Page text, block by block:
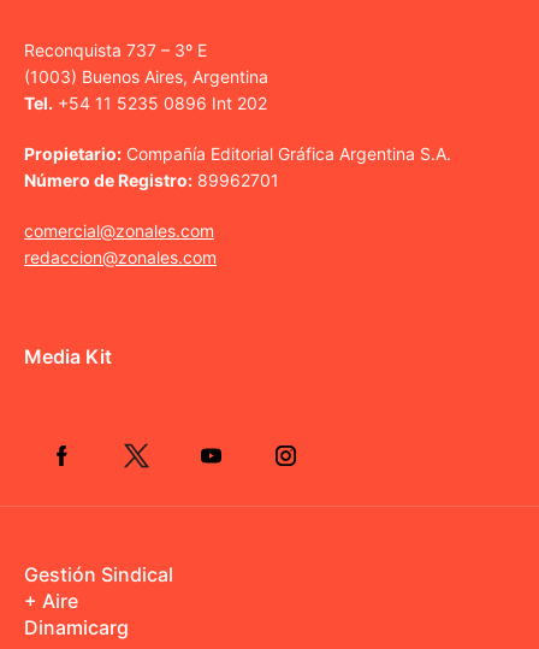
Reconquista 737 – 3º E
(1003) Buenos Aires, Argentina
Tel. +54 11 5235 0896 Int 202
Propietario: Compañía Editorial Gráfica Argentina S.A.
Número de Registro: 89962701
comercial@zonales.com
redaccion@zonales.com
Media Kit
Gestión Sindical
+ Aire
Dinamicarg